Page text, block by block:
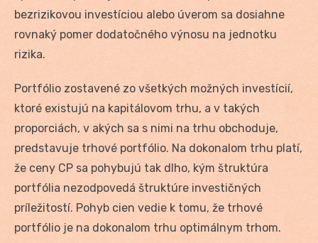
bezrizikovou investíciou alebo úverom sa dosiahne
rovnaký pomer dodatočného výnosu na jednotku
rizika.
Portfólio zostavené zo všetkých možných investícií,
ktoré existujú na kapitálovom trhu, a v takých
proporciách, v akých sa s nimi na trhu obchoduje,
predstavuje trhové portfólio. Na dokonalom trhu platí,
že ceny CP sa pohybujú tak dlho, kým štruktúra
portfólia nezodpovedá štruktúre investičných
príležitostí. Pohyb cien vedie k tomu, že trhové
portfólio je na dokonalom trhu optimálnym trhom.